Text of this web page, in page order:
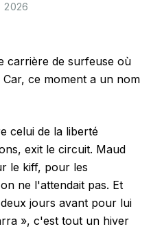
2026
carrière de surfeuse où
ce moment a un nom
celui de la liberté
exit le circuit. Maud
le kiff, pour les
ne l'attendait pas. Et
jours avant pour lui
», c'est tout un hiver